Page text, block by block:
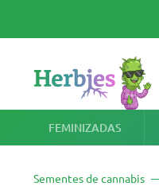
FEMINIZADAS
Sementes de cannabis